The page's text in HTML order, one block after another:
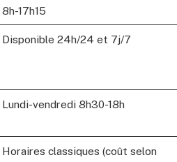
8h-17h15
Disponible 24h/24 et 7j/7
Lundi-vendredi 8h30-18h
Horaires classiques (coût selon